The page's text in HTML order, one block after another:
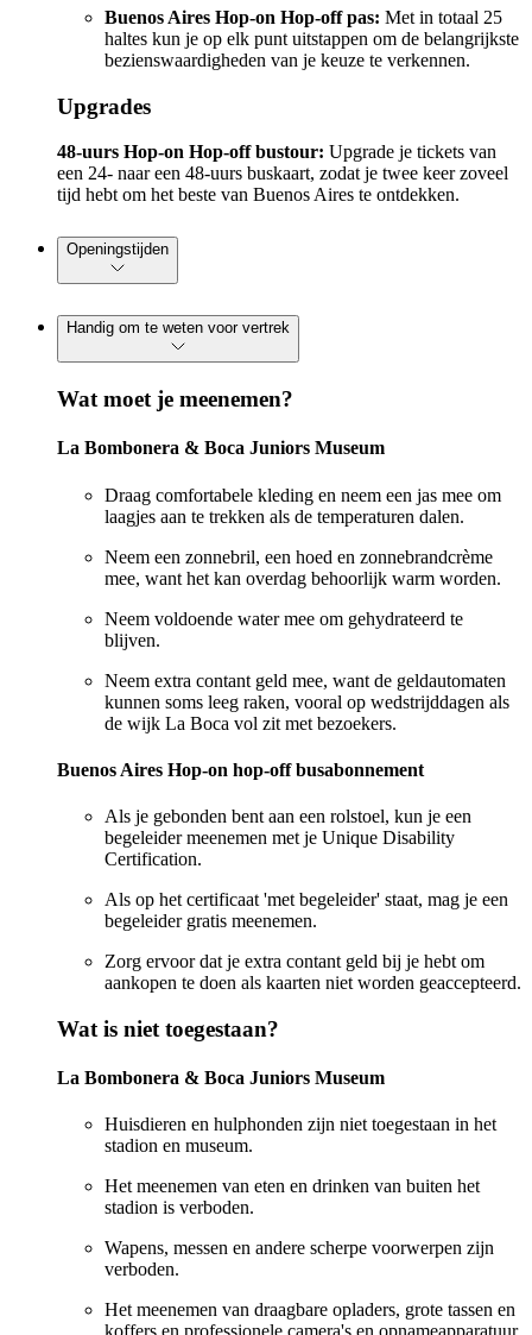
Buenos Aires Hop-on Hop-off pas: Met in totaal 25
haltes kun je op elk punt uitstappen om de belangrijkste
bezienswaardigheden van je keuze te verkennen.
Upgrades
48-uurs Hop-on Hop-off bustour: Upgrade je tickets van
een 24- naar een 48-uurs buskaart, zodat je twee keer zoveel
tijd hebt om het beste van Buenos Aires te ontdekken.
Openingstijden
Handig om te weten voor vertrek
Wat moet je meenemen?
La Bombonera & Boca Juniors Museum
Draag comfortabele kleding en neem een jas mee om
laagjes aan te trekken als de temperaturen dalen.
Neem een zonnebril, een hoed en zonnebrandcrème
mee, want het kan overdag behoorlijk warm worden.
Neem voldoende water mee om gehydrateerd te
blijven.
Neem extra contant geld mee, want de geldautomaten
kunnen soms leeg raken, vooral op wedstrijddagen als
de wijk La Boca vol zit met bezoekers.
Buenos Aires Hop-on hop-off busabonnement
Als je gebonden bent aan een rolstoel, kun je een
begeleider meenemen met je Unique Disability
Certification.
Als op het certificaat 'met begeleider' staat, mag je een
begeleider gratis meenemen.
Zorg ervoor dat je extra contant geld bij je hebt om
aankopen te doen als kaarten niet worden geaccepteerd.
Wat is niet toegestaan?
La Bombonera & Boca Juniors Museum
Huisdieren en hulphonden zijn niet toegestaan in het
stadion en museum.
Het meenemen van eten en drinken van buiten het
stadion is verboden.
Wapens, messen en andere scherpe voorwerpen zijn
verboden.
Het meenemen van draagbare opladers, grote tassen en